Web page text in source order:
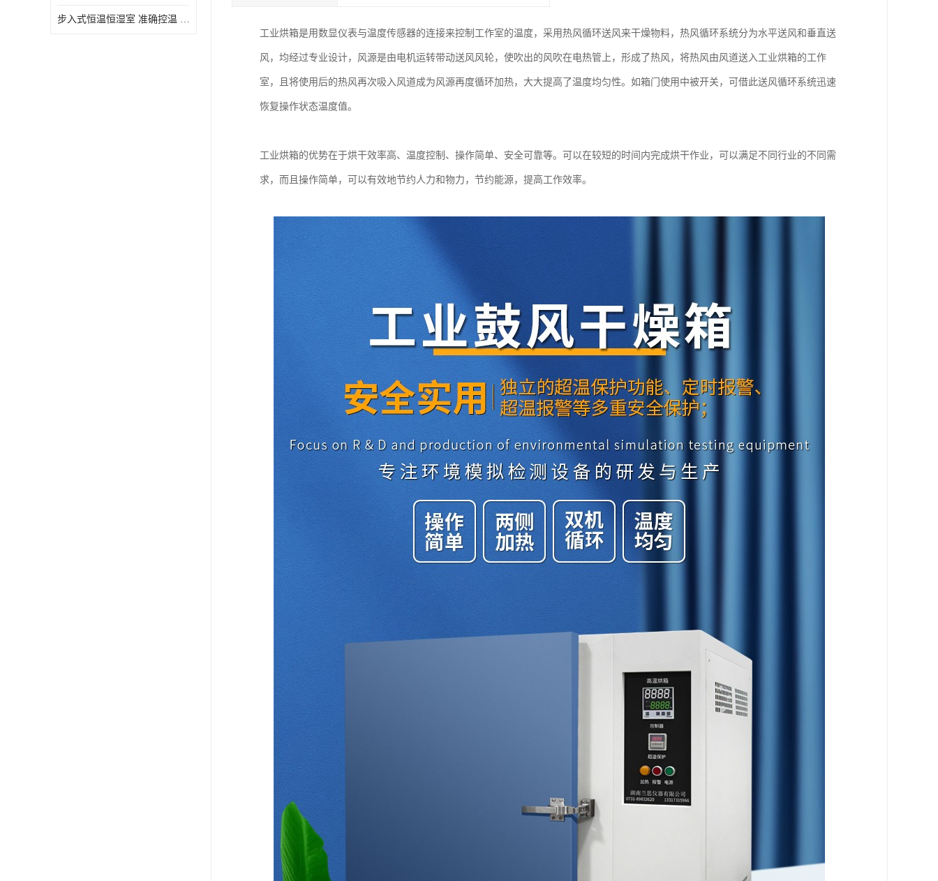
步入式恒温恒湿室 准确控温 试验周期自动化程度高
工业烘箱是用数显仪表与温度传感器的连接来控制工作室的温度，采用热风循环送风来干燥物料，热风循环系统分为水平送风和垂直送
风，均经过专业设计，风源是由电机运转带动送风风轮，使吹出的风吹在电热管上，形成了热风，将热风由风道送入工业烘箱的工作
室，且将使用后的热风再次吸入风道成为风源再度循环加热，大大提高了温度均匀性。如箱门使用中被开关，可借此送风循环系统迅速
恢复操作状态温度值。
工业烘箱的优势在于烘干效率高、温度控制、操作简单、安全可靠等。可以在较短的时间内完成烘干作业，可以满足不同行业的不同需
求，而且操作简单，可以有效地节约人力和物力，节约能源，提高工作效率。